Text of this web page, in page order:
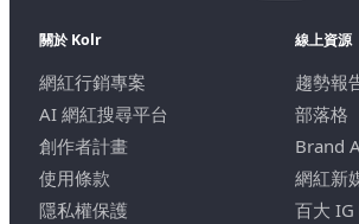
關於 Kolr
網紅行銷專案
AI 網紅搜尋平台
創作者計畫
使用條款
隱私權保護
線上資源
趨勢報
部落格
Brand
網紅新
百大